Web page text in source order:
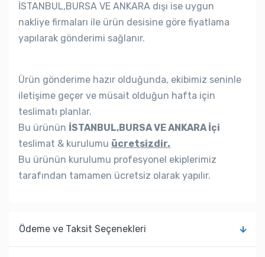
İSTANBUL,BURSA VE ANKARA dışı ise uygun
nakliye firmaları ile ürün desisine göre fiyatlama
yapılarak gönderimi sağlanır.
Ürün gönderime hazır olduğunda, ekibimiz seninle
iletişime geçer ve müsait olduğun hafta için
teslimatı planlar.
Bu ürünün İSTANBUL,BURSA VE ANKARA İçi
teslimat & kurulumu ücretsizdir.
Bu ürünün kurulumu profesyonel ekiplerimiz
tarafından tamamen ücretsiz olarak yapılır.
Ödeme ve Taksit Seçenekleri